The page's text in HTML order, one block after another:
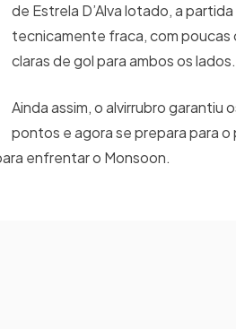
de Estrela D’Alva lotado, a
tecnicamente fraca, com poucas
claras de gol para ambos os lados.
Ainda assim, o alvirrubro garantiu
pontos e agora se prepara para o
enfrentar o Monsoon.